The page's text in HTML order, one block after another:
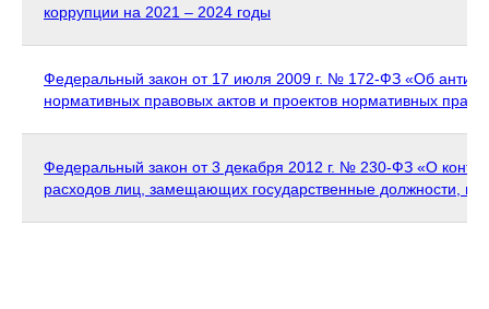
коррупции на 2021 – 2024 годы
Федеральный закон от 17 июля 2009 г. № 172-ФЗ «Об
нормативных правовых актов и проектов нормативных
Федеральный закон от 3 декабря 2012 г. № 230-ФЗ «О
расходов лиц, замещающих государственные должности, и